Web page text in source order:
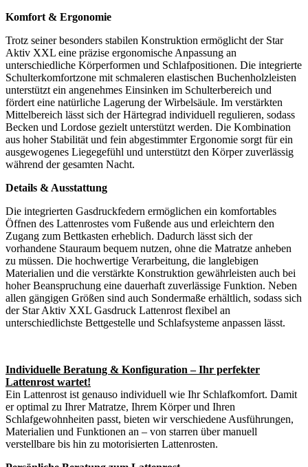
Komfort & Ergonomie
Trotz seiner besonders stabilen Konstruktion ermöglicht der Star
Aktiv XXL eine präzise ergonomische Anpassung an
unterschiedliche Körperformen und Schlafpositionen. Die integrierte
Schulterkomfortzone mit schmaleren elastischen Buchenholzleisten
unterstützt ein angenehmes Einsinken im Schulterbereich und
fördert eine natürliche Lagerung der Wirbelsäule. Im verstärkten
Mittelbereich lässt sich der Härtegrad individuell regulieren, sodass
Becken und Lordose gezielt unterstützt werden. Die Kombination
aus hoher Stabilität und fein abgestimmter Ergonomie sorgt für ein
ausgewogenes Liegegefühl und unterstützt den Körper zuverlässig
während der gesamten Nacht.
Details & Ausstattung
Die integrierten Gasdruckfedern ermöglichen ein komfortables
Öffnen des Lattenrostes vom Fußende aus und erleichtern den
Zugang zum Bettkasten erheblich. Dadurch lässt sich der
vorhandene Stauraum bequem nutzen, ohne die Matratze anheben
zu müssen. Die hochwertige Verarbeitung, die langlebigen
Materialien und die verstärkte Konstruktion gewährleisten auch bei
hoher Beanspruchung eine dauerhaft zuverlässige Funktion. Neben
allen gängigen Größen sind auch Sondermaße erhältlich, sodass sich
der Star Aktiv XXL Gasdruck Lattenrost flexibel an
unterschiedlichste Bettgestelle und Schlafsysteme anpassen lässt.
Individuelle Beratung & Konfiguration – Ihr perfekter
Lattenrost wartet!
Ein Lattenrost ist genauso individuell wie Ihr Schlafkomfort. Damit
er optimal zu Ihrer Matratze, Ihrem Körper und Ihren
Schlafgewohnheiten passt, bieten wir verschiedene Ausführungen,
Materialien und Funktionen an – von starren über manuell
verstellbare bis hin zu motorisierten Lattenrosten.